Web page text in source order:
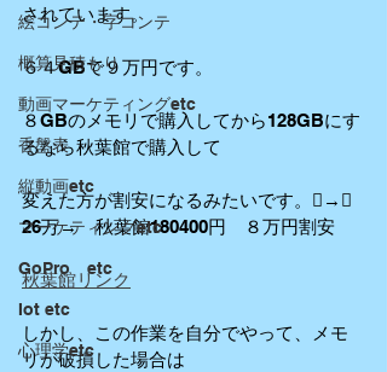
絵コンテ・字コンテ
概算見積もり
動画マーケティングetc
香盤表
縦動画etc
マーケティングetc
GoPro etc
Iot etc
心理学etc
されています。
６４GBで９万円です。
８GBのメモリで購入してから128GBにす
るなら秋葉館で購入して
変えた方が割安になるみたいです。→＋
26万→　秋葉館180400円　８万円割安
秋葉館リンク
しかし、この作業を自分でやって、メモ
リが破損した場合は